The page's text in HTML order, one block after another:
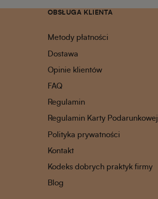
OBSŁUGA KLIENTA
Metody płatności
Dostawa
Opinie klientów
FAQ
Regulamin
Regulamin Karty Podarunkowej
Polityka prywatności
Kontakt
Kodeks dobrych praktyk firmy
Blog